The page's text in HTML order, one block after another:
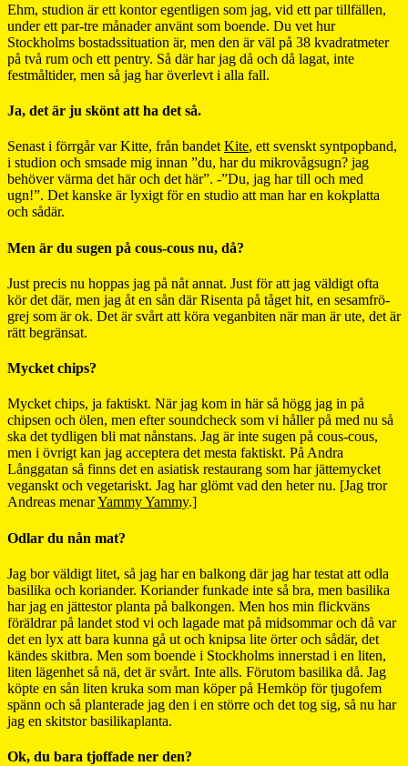
Ehm, studion är ett kontor egentligen som jag, vid ett par tillfällen,
under ett par-tre månader använt som boende. Du vet hur
Stockholms bostadssituation är, men den är väl på 38 kvadratmeter
på två rum och ett pentry. Så där har jag då och då lagat, inte
festmåltider, men så jag har överlevt i alla fall.
Ja, det är ju skönt att ha det så.
Senast i förrgår var Kitte, från bandet Kite, ett svenskt syntpopband,
i studion och smsade mig innan ”du, har du mikrovågsugn? jag
behöver värma det här och det här”. -”Du, jag har till och med
ugn!”. Det kanske är lyxigt för en studio att man har en kokplatta
och sådär.
Men är du sugen på cous-cous nu, då?
Just precis nu hoppas jag på nåt annat. Just för att jag väldigt ofta
kör det där, men jag åt en sån där Risenta på tåget hit, en sesamfrö-
grej som är ok. Det är svårt att köra veganbiten när man är ute, det är
rätt begränsat.
Mycket chips?
Mycket chips, ja faktiskt. När jag kom in här så högg jag in på
chipsen och ölen, men efter soundcheck som vi håller på med nu så
ska det tydligen bli mat nånstans. Jag är inte sugen på cous-cous,
men i övrigt kan jag acceptera det mesta faktiskt. På Andra
Långgatan så finns det en asiatisk restaurang som har jättemycket
veganskt och vegetariskt. Jag har glömt vad den heter nu. [Jag tror
Andreas menarYammy Yammy.]
Odlar du nån mat?
Jag bor väldigt litet, så jag har en balkong där jag har testat att odla
basilika och koriander. Koriander funkade inte så bra, men basilika
har jag en jättestor planta på balkongen. Men hos min flickväns
föräldrar på landet stod vi och lagade mat på midsommar och då var
det en lyx att bara kunna gå ut och knipsa lite örter och sådär, det
kändes skitbra. Men som boende i Stockholms innerstad i en liten,
liten lägenhet så nä, det är svårt. Inte alls. Förutom basilika då. Jag
köpte en sån liten kruka som man köper på Hemköp för tjugofem
spänn och så planterade jag den i en större och det tog sig, så nu har
jag en skitstor basilikaplanta.
Ok, du bara tjoffade ner den?